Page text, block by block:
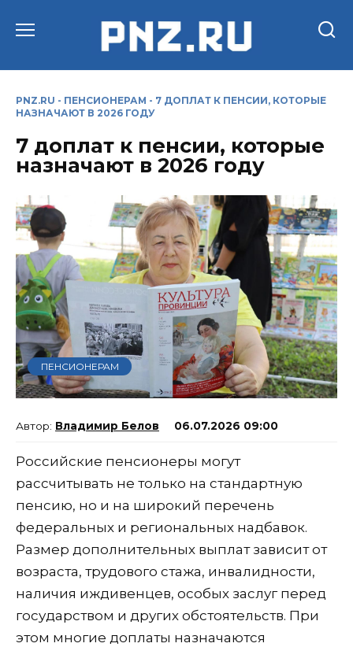
PNZ.RU - ПЕНСИОНЕРАМ - 7 ДОПЛАТ К ПЕНСИИ, КОТОРЫЕ
НАЗНАЧАЮТ В 2026 ГОДУ
7 доплат к пенсии, которые
назначают в 2026 году
ПЕНСИОНЕРАМ
Владимир Белов 06.07.2026 09:00
Российские пенсионеры могут
рассчитывать не только на стандартную
пенсию, но и на широкий перечень
федеральных и региональных надбавок.
Размер дополнительных выплат зависит от
возраста, трудового стажа, инвалидности,
наличия иждивенцев, особых заслуг перед
государством и других обстоятельств. При
этом многие доплаты назначаются